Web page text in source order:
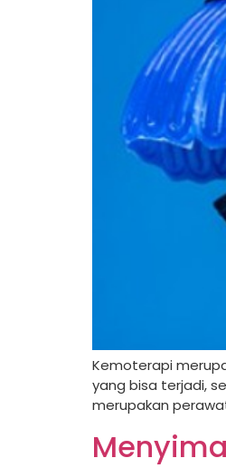
Kemoterapi
yang bisa terjadi,
merupakan